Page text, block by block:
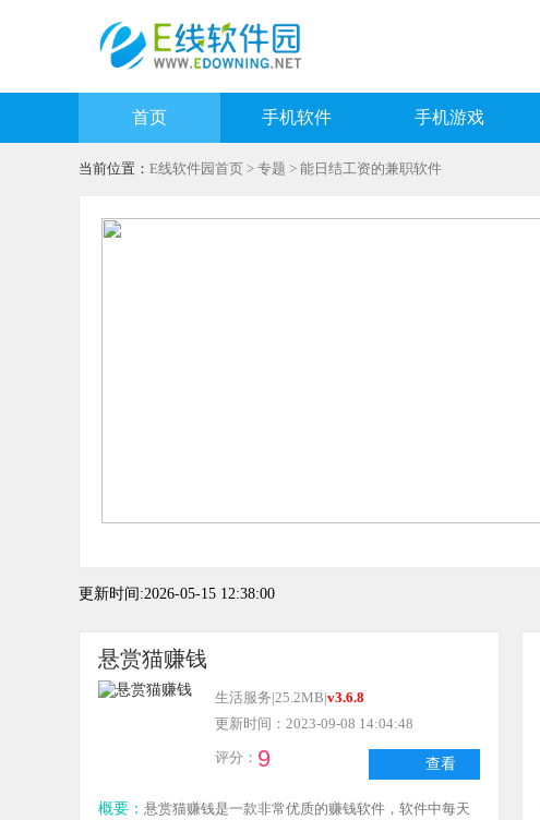
首页 手机软件 手机游戏
当前位置： E线软件园首页 > 专题 > 能日结工资的兼职软件
更新时间:2026-05-15 12:38:00
悬赏猫赚钱
查看
生活服务|25.2MB|v3.6.8
更新时间：2023-09-08 14:04:48
评分： 9
概要： 悬赏猫赚钱是一款非常优质的赚钱软件，软件中每天